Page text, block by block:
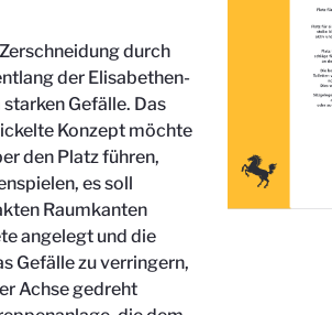
durch
der Elisabethen-
Gefälle. Das
Konzept möchte
den Platz führen,
es soll
Raumkanten
angelegt und die
Gefälle zu verringern,
Achse gedreht